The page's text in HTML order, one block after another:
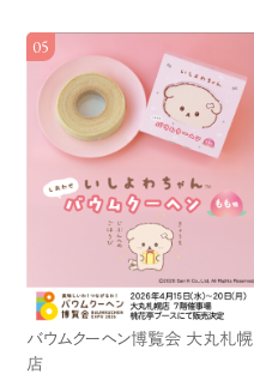
バウムクーヘン博覧会 大丸札幌
店